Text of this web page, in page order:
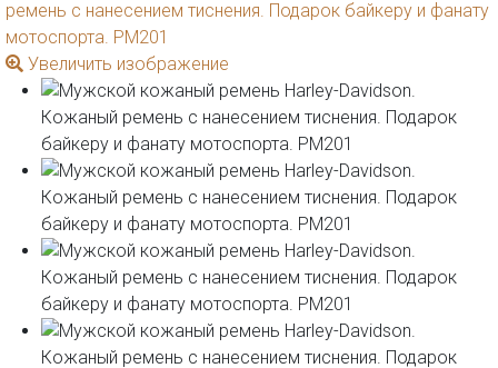
Увеличить изображение